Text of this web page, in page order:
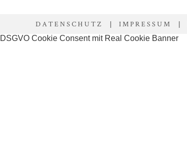
DATENSCHUTZ | IMPRESSUM |
DSGVO Cookie Consent mit Real Cookie Banner